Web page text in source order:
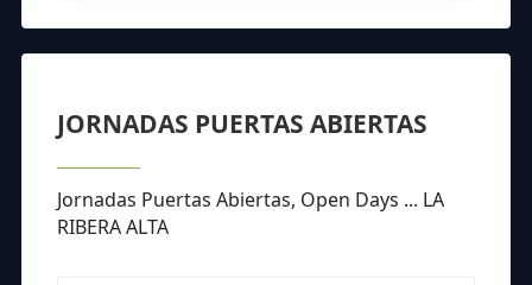
JORNADAS PUERTAS ABIERTAS
Jornadas Puertas Abiertas, Open Days ... LA
RIBERA ALTA